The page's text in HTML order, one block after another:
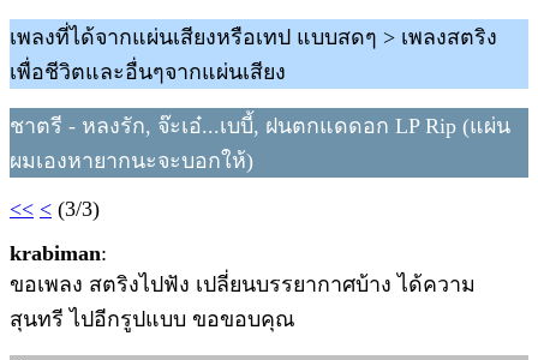
เพลงที่ได้จากแผ่นเสียงหรือเทป แบบสดๆ > เพลงสตริง
เพื่อชีวิตและอื่นๆจากแผ่นเสียง
ชาตรี - หลงรัก, จ๊ะเอ๋...เบบี้, ฝนตกแดดอก LP Rip (แผ่น
ผมเองหายากนะจะบอกให้)
<< < (3/3)
krabiman:
ขอเพลง สตริงไปฟัง เปลี่ยนบรรยากาศบ้าง ได้ความ
สุนทรี ไปอีกรูปแบบ ขอขอบคุณ